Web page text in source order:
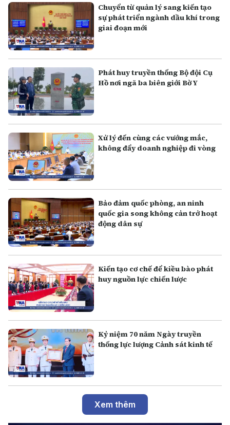
Chuyển từ quản lý sang kiến tạo
sự phát triển ngành dầu khí trong
giai đoạn mới
Phát huy truyền thống Bộ đội Cụ
Hồ nơi ngã ba biên giới Bờ Y
Xử lý đến cùng các vướng mắc,
không đẩy doanh nghiệp đi vòng
Bảo đảm quốc phòng, an ninh
quốc gia song không cản trở hoạt
động dân sự
Kiến tạo cơ chế để kiều bào phát
huy nguồn lực chiến lược
Kỷ niệm 70 năm Ngày truyền
thống lực lượng Cảnh sát kinh tế
Xem thêm